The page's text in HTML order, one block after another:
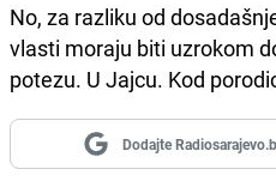
No, za razliku od
vlasti moraju biti uzrokom
potezu. U Jajcu. Kod
Dodajte